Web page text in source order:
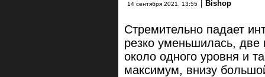
14 сентября 2021, 13:55 Bishop
Стремительно падает
резко уменьшилась, две
около одного уровня и
максимум, внизу